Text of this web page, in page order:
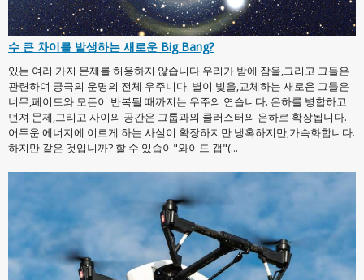
수 큰 차이를 발생하는 새로운 Big Bang?
있는 여러 가지 문제를 허용하지 않습니다 우리가 밤에 잠을,그리고 그들은
관련하여 궁극의 운명의 전체 우주니다. 별이 빛을,교체하는 새로운 그들은
너무,페이드와 모든이 반복될 때까지는 우주의 연습니다. 은하를 병합하고
던져 문제,그리고 사이의 공간은 그룹과의 클러스터의 은하로 확장됩니다.
어두운 에너지에 이르게 하는 사실이 확장하지만 냉혹하지만,가속화합니다.
하지만 같은 것입니까? 할 수 있습이"와이드 갭"(...